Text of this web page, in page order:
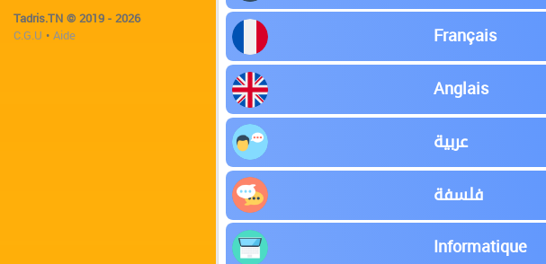
Tadris.TN © 2019 - 2026
C.G.U •Aide
Français
Anglais
عربية
فلسفة
Informatique